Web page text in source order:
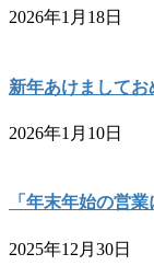
2026年1月18日
新年あけまして
2026年1月10日
「年末年始の営業
2025年12月30日